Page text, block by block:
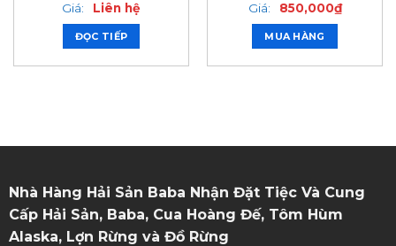
Giá: Liên hệ
ĐỌC TIẾP
Giá: 850,000₫
MUA HÀNG
Nhà Hàng Hải Sản Baba Nhận Đặt Tiệc Và Cung
Cấp Hải Sản, Baba, Cua Hoàng Đế, Tôm Hùm
Alaska, Lợn Rừng và Đồ Rừng